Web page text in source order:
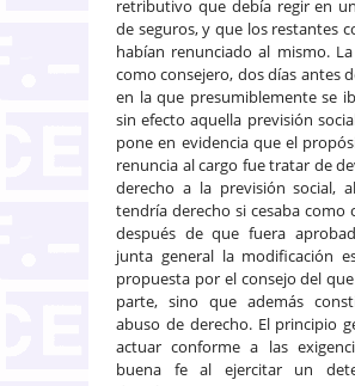
retributivo que debía regir en
de seguros, y que los restantes
habían renunciado al mismo.
como consejero, dos días antes
en la que presumiblemente se
sin efecto aquella previsión
pone en evidencia que el
renuncia al cargo fue tratar de
derecho a la previsión social,
tendría derecho si cesaba como
después de que fuera
junta general la modificación
propuesta por el consejo del
parte, sino que además
abuso de derecho. El principio
actuar conforme a las
buena fe al ejercitar un